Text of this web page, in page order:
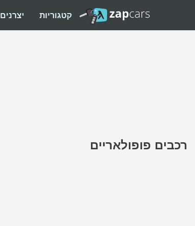
קטגוריות יצרנים
רכבים פופולאריים